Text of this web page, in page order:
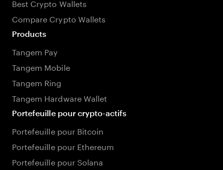
Best Crypto Wallets
Compare Crypto Wallets
Products
Tangem Pay
Tangem Mobile
Tangem Ring
Tangem Hardware Wallet
Portefeuille pour crypto-actifs
Portefeuille pour Bitcoin
Portefeuille pour Ethereum
Portefeuille pour Solana